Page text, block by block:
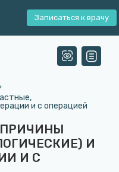
Записаться к врачу
и с операцией
ПРИЧИНЫ
И
И С